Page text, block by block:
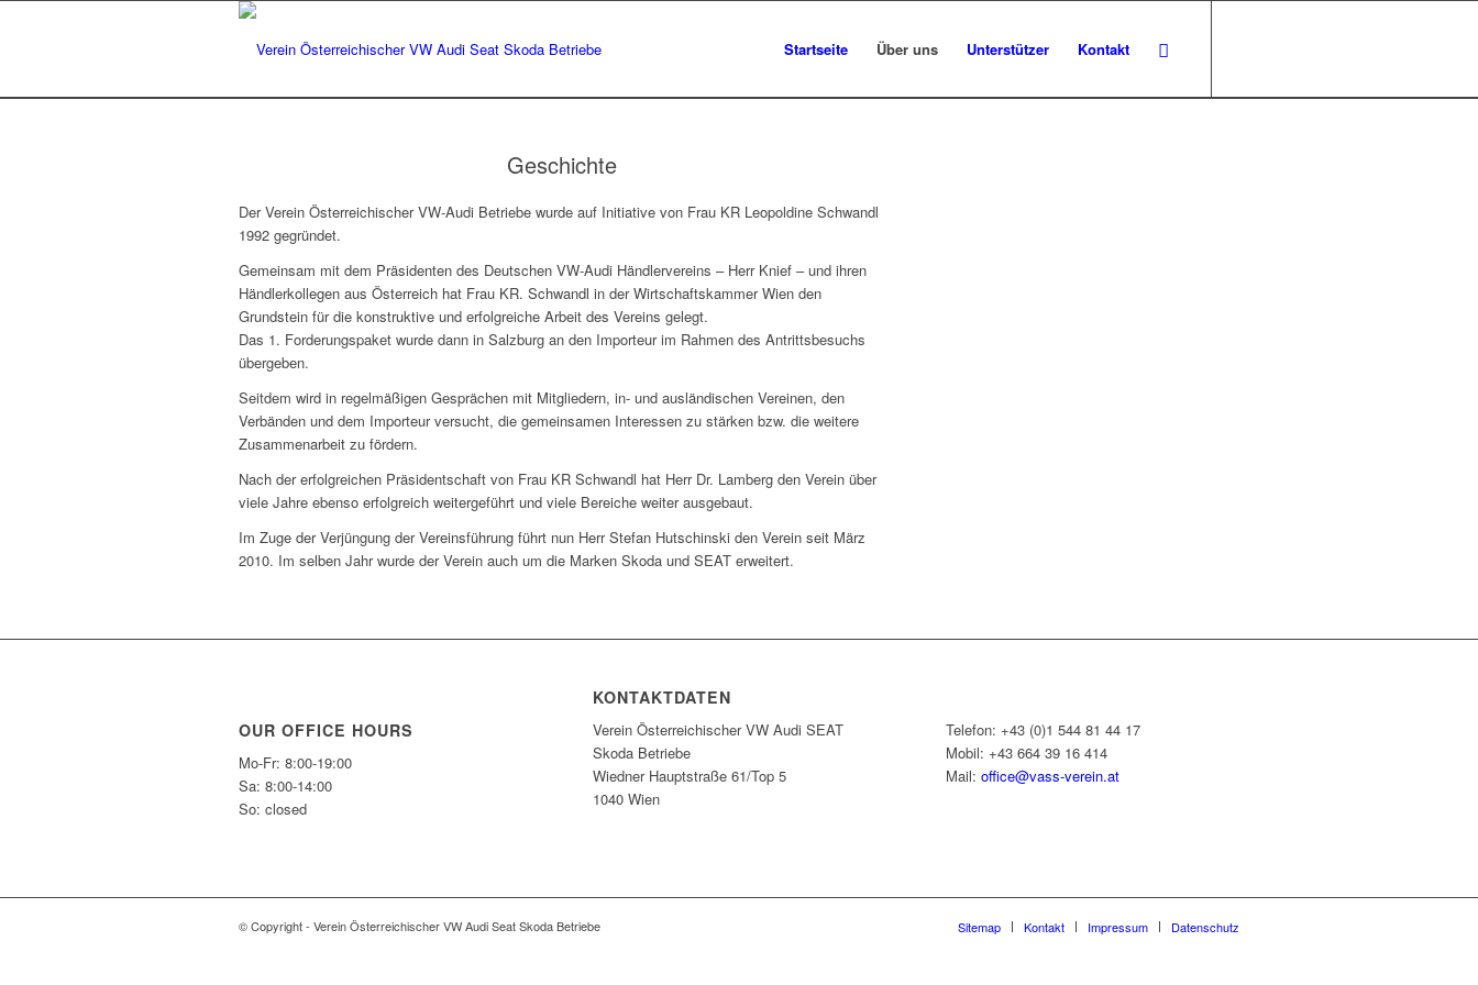
Startseite Über uns Unterstützer Kontakt
Geschichte
Der Verein Österreichischer VW-Audi Betriebe wurde auf Initiative von Frau KR Leopoldine Schwandl
1992 gegründet.
Gemeinsam mit dem Präsidenten des Deutschen VW-Audi Händlervereins – Herr Knief – und ihren
Händlerkollegen aus Österreich hat Frau KR. Schwandl in der Wirtschaftskammer Wien den
Grundstein für die konstruktive und erfolgreiche Arbeit des Vereins gelegt.
Das 1. Forderungspaket wurde dann in Salzburg an den Importeur im Rahmen des Antrittsbesuchs
übergeben.
Seitdem wird in regelmäßigen Gesprächen mit Mitgliedern, in- und ausländischen Vereinen, den
Verbänden und dem Importeur versucht, die gemeinsamen Interessen zu stärken bzw. die weitere
Zusammenarbeit zu fördern.
Nach der erfolgreichen Präsidentschaft von Frau KR Schwandl hat Herr Dr. Lamberg den Verein über
viele Jahre ebenso erfolgreich weitergeführt und viele Bereiche weiter ausgebaut.
Im Zuge der Verjüngung der Vereinsführung führt nun Herr Stefan Hutschinski den Verein seit März
2010. Im selben Jahr wurde der Verein auch um die Marken Skoda und SEAT erweitert.
OUR OFFICE HOURS
Mo-Fr: 8:00-19:00
Sa: 8:00-14:00
So: closed
KONTAKTDATEN
Verein Österreichischer VW Audi SEAT
Skoda Betriebe
Wiedner Hauptstraße 61/Top 5
1040 Wien
Telefon: +43 (0)1 544 81 44 17
Mobil: +43 664 39 16 414
Mail:office@vass-verein.at
© Copyright - Verein Österreichischer VW Audi Seat Skoda Betriebe Sitemap Kontakt Impressum Datenschutz